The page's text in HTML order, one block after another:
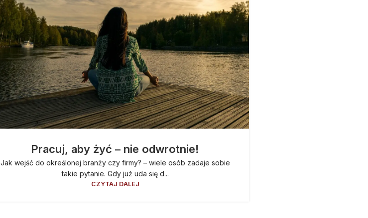
Pracuj, aby żyć – nie odwrotnie!
Jak wejść do określonej branży czy firmy? – wiele osób zadaje sobie
takie pytanie. Gdy już uda się d...
CZYTAJ DALEJ